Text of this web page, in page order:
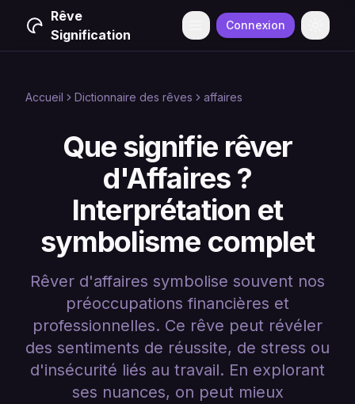
Rêve
Signification
Menu Connexion
Accueil Dictionnaire des rêves affaires
Que signifie rêver
d'Affaires ?
Interprétation et
symbolisme complet
Rêver d'affaires symbolise souvent nos
préoccupations financières et
professionnelles. Ce rêve peut révéler
des sentiments de réussite, de stress ou
d'insécurité liés au travail. En explorant
ses nuances, on peut mieux